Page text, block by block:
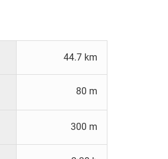
44.7 km
80 m
300 m